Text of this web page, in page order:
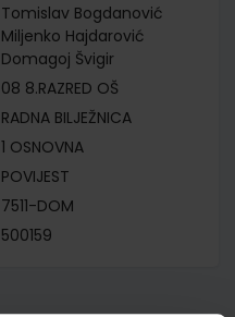
Tomislav Bogdanović
Miljenko Hajdarović
Domagoj Švigir
08 8.RAZRED OŠ
RADNA BILJEŽNICA
1 OSNOVNA
POVIJEST
7511-DOM
500159